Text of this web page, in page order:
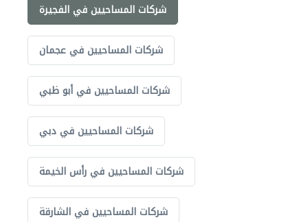
شركات المساحيين في الفجيرة
شركات المساحيين في عجمان
شركات المساحيين في أبو ظبي
شركات المساحيين في دبي
شركات المساحيين في رأس الخيمة
شركات المساحيين في الشارقة